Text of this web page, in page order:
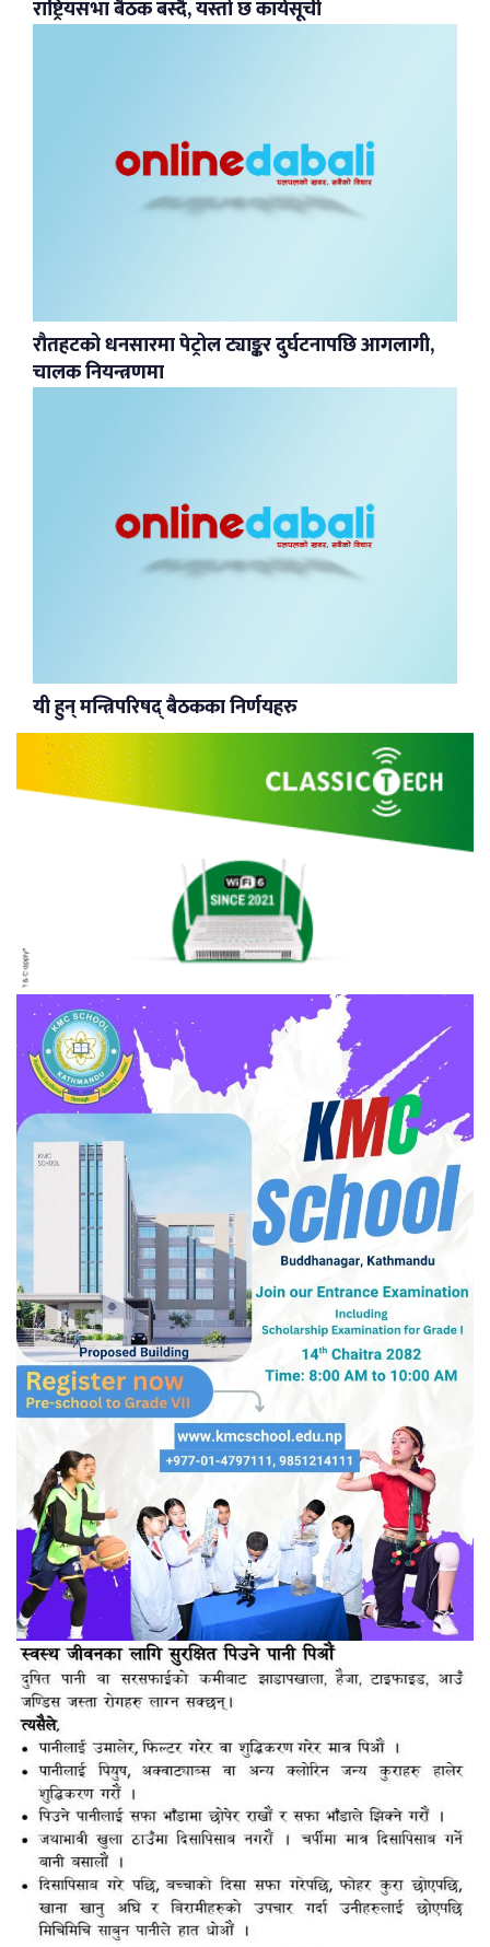
राष्ट्रियसभा बैठक बस्दै, यस्तो छ कार्यसूची
रौतहटको धनसारमा पेट्रोल ट्याङ्कर दुर्घटनापछि आगलागी,
चालक नियन्त्रणमा
यी हुन् मन्त्रिपरिषद् बैठकका निर्णयहरु